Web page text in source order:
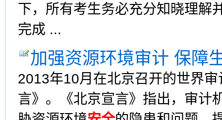
下，所有考生务必充分知晓理解
完成 ...
加强资源环境审计 保障
2013年10月在北京召开的世界
言》。《北京宣言》指出，审计